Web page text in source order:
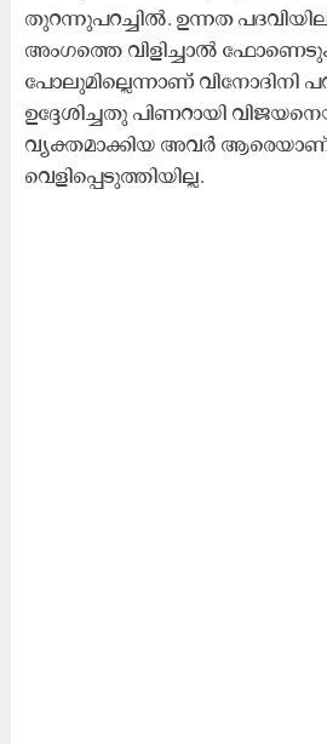
തുറന്നുപറച്ചിൽ. ഉന്നത
അംഗത്തെ വിളിച്ചാൽ
പോലുമില്ലെന്നാണ് വിനോദിനി
ഉദ്ദേശിച്ചതു പിണറായി
വ്യക്തമാക്കിയ അവർ ആരെയാണ്
വെളിപ്പെടുത്തിയില്ല.